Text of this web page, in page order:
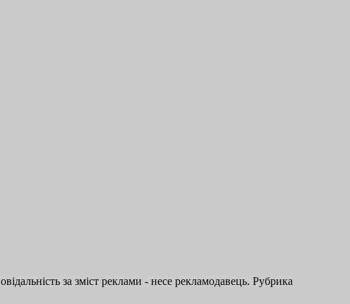
за зміст реклами - несе рекламодавець. Рубрика